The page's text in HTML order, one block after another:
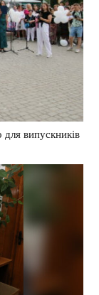
для випускників